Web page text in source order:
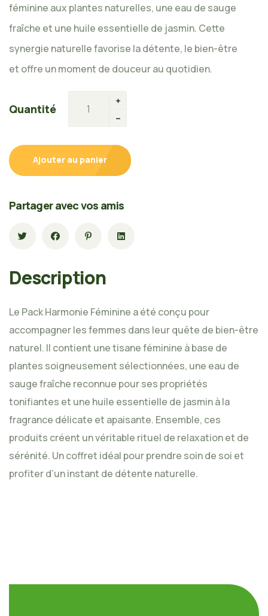
féminine aux plantes naturelles, une eau de sauge
fraîche et une huile essentielle de jasmin. Cette
synergie naturelle favorise la détente, le bien-être
et offre un moment de douceur au quotidien.
Quantité
Ajouter au panier
Partager avec vos amis
Description
Le Pack Harmonie Féminine a été conçu pour
accompagner les femmes dans leur quête de bien-être
naturel. Il contient une tisane féminine à base de
plantes soigneusement sélectionnées, une eau de
sauge fraîche reconnue pour ses propriétés
tonifiantes et une huile essentielle de jasmin à la
fragrance délicate et apaisante. Ensemble, ces
produits créent un véritable rituel de relaxation et de
sérénité. Un coffret idéal pour prendre soin de soi et
profiter d’un instant de détente naturelle.